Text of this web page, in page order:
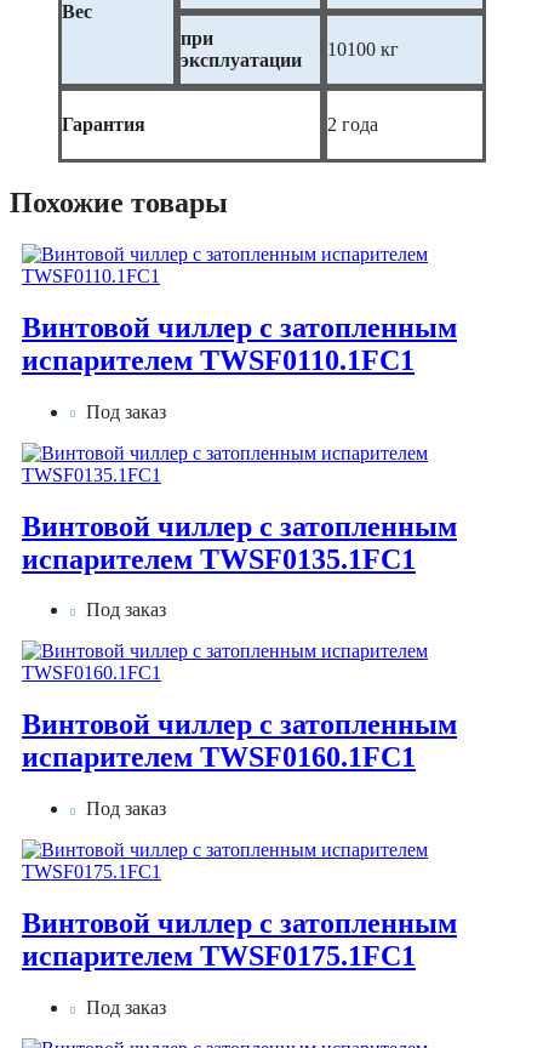
Вес
при
эксплуатации
10100 кг
Гарантия 2 года
Похожие товары
Винтовой чиллер с затопленным
испарителем TWSF0110.1FC1
Под заказ
Винтовой чиллер с затопленным
испарителем TWSF0135.1FC1
Под заказ
Винтовой чиллер с затопленным
испарителем TWSF0160.1FC1
Под заказ
Винтовой чиллер с затопленным
испарителем TWSF0175.1FC1
Под заказ